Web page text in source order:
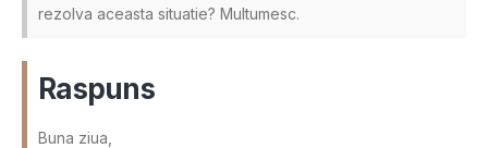
rezolva aceasta situatie? Multumesc.
Raspuns
Buna ziua,